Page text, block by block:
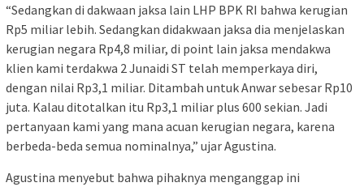
“Sedangkan di dakwaan jaksa lain LHP BPK RI bahwa kerugian
Rp5 miliar lebih. Sedangkan didakwaan jaksa dia menjelaskan
kerugian negara Rp4,8 miliar, di point lain jaksa mendakwa
klien kami terdakwa 2 Junaidi ST telah memperkaya diri,
dengan nilai Rp3,1 miliar. Ditambah untuk Anwar sebesar Rp10
juta. Kalau ditotalkan itu Rp3,1 miliar plus 600 sekian. Jadi
pertanyaan kami yang mana acuan kerugian negara, karena
berbeda-beda semua nominalnya,” ujar Agustina.
Agustina menyebut bahwa pihaknya menganggap ini